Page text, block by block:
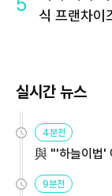
식 프랜차이
실시간 뉴스
4분전
與 "'하늘이법'
9분전